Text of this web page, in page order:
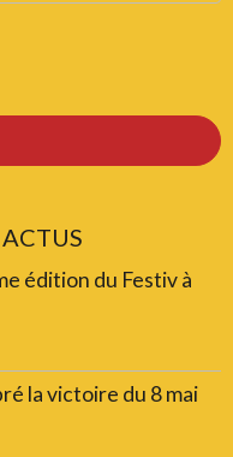
édition du Festiv à
la victoire du 8 mai